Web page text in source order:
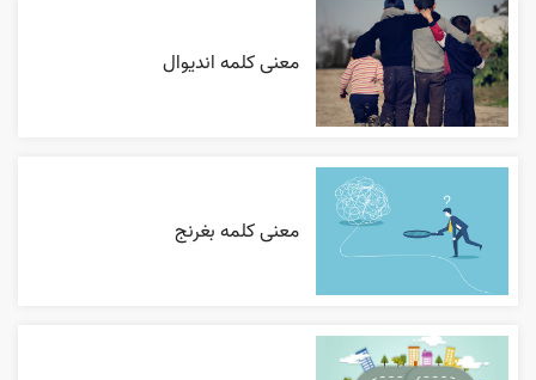
معنی کلمه اندیوال
معنی کلمه بغرنج